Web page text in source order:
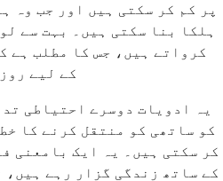
پر کم کر سکتی ہیں اور جب وہ
ہلکا بنا سکتی ہیں۔ بہت سے
کرواتے ہیں، جس کا مطلب ہے
کے لیے
یہ ادویات دوسرے احتیاطی
کر سکتی ہیں۔ یہ ایک بامعنی
کے ساتھ زندگی گزار رہے ہیں،